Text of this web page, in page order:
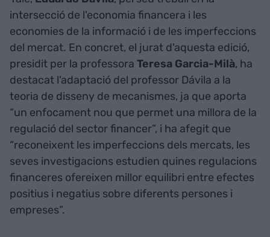
intersecció de l'economia financera i les
economies de la informació i de les imperfeccions
del mercat. En concret, el jurat d'aquesta edició,
presidit per la professora Teresa Garcia-Milà, ha
destacat l'adaptació del professor Dávila a la
teoria de disseny de mecanismes, ja que aporta
“un enfocament nou que permet una millora de la
regulació del sector financer”, i ha afegit que
“reconeixent les imperfeccions dels mercats, les
seves investigacions estudien quines regulacions
financeres ofereixen millor equilibri entre efectes
positius i negatius sobre diferents persones i
empreses”.